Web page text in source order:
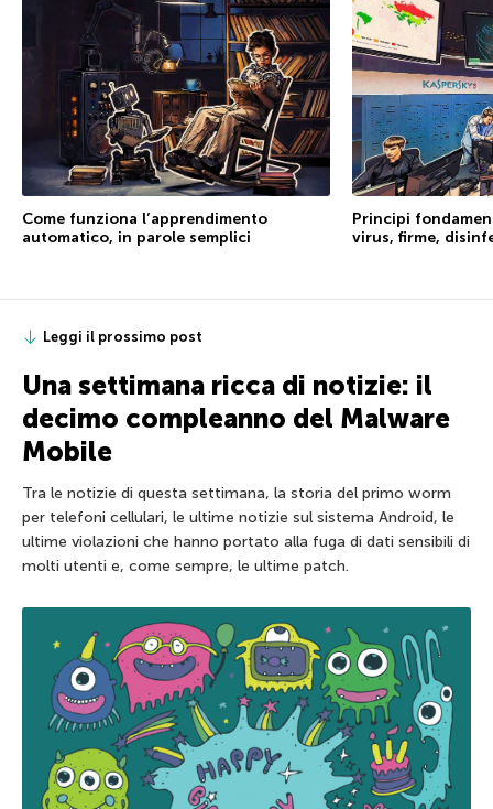
Come funziona l’apprendimento
automatico, in parole semplici
Principi
virus, firme,
Leggi il prossimo post
Una settimana ricca di notizie: il
decimo compleanno del Malware
Mobile
Tra le notizie di questa settimana, la storia del primo worm
per telefoni cellulari, le ultime notizie sul sistema Android, le
ultime violazioni che hanno portato alla fuga di dati sensibili di
molti utenti e, come sempre, le ultime patch.